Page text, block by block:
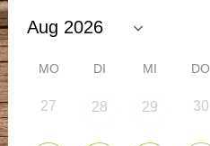
MO DI MI DO
27 28 29 30